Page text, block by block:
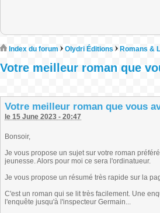
Index du forum Olydri Éditions Romans &
Votre meilleur roman que
Votre meilleur roman que vous
le 15 June 2023 - 20:47
Bonsoir,
Je vous propose un sujet sur votre roman
jeunesse. Alors pour moi ce sera l'ordinatueur.
Je vous propose un résumé très rapide sur la
C'est un roman qui se lit très facilement. Une
l'enquête jusqu'à l'inspecteur Germain...